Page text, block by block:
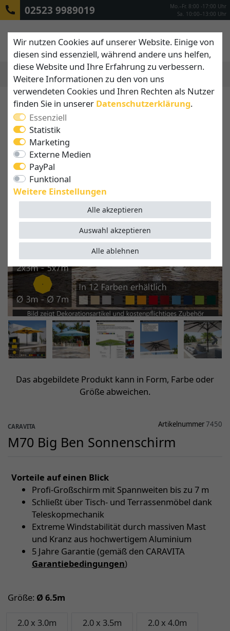
02523 9989019
Mo.–Fr. 8:00 -17:00 Uhr
Sa. 10:00–13:00 Uhr
Das abgebildete Produkt kann in Form, Farbe oder
Größe abweichen.
CARAVITA Artikelnummer7450
M70 Big Ben Sonnenschirm
Vorteile auf einen Blick
Profi-Großschirm mit Spannweiten bis zu 7 m
Schließt über Tisch- und Terrassenmöbel dank
Teleskopmechanik
Extreme Windstabilität durch massiven Mast
und Kranz aus hochwertigem Aluminium
5 Jahre Garantie (gemäß den CARAVITA
Garantiebedingungen)
Größe: Ø 6.5m
2.0 x 3.0m 2.0 x 3.5m 2.0 x 4.0m
Wir nutzen Cookies auf unserer Website. Einige von
diesen sind essenziell, während andere uns helfen,
diese Website und Ihre Erfahrung zu verbessern.
Weitere Informationen zu den von uns
verwendeten Cookies und Ihren Rechten als Nutzer
finden Sie in unserer Daten­schutz­erklärung.
Essenziell
Statistik
Marketing
Externe Medien
PayPal
Funktional
Weitere Einstellungen
Alle akzeptieren
Alle ablehnen
Auswahl akzeptieren